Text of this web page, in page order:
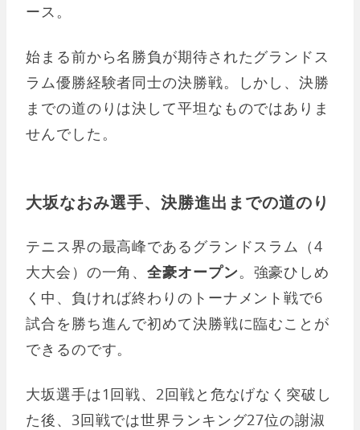
ース。
始まる前から名勝負が期待されたグランドス
ラム優勝経験者同士の決勝戦。しかし、決勝
までの道のりは決して平坦なものではありま
せんでした。
大坂なおみ選手、決勝進出までの道のり
テニス界の最高峰であるグランドスラム（4
大大会）の一角、全豪オープン。強豪ひしめ
く中、負ければ終わりのトーナメント戦で6
試合を勝ち進んで初めて決勝戦に臨むことが
できるのです。
大坂選手は1回戦、2回戦と危なげなく突破し
た後、3回戦では世界ランキング27位の謝淑